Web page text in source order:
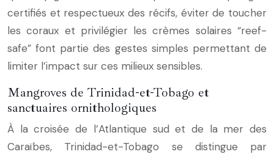
certifiés et respectueux des récifs, éviter de toucher
les coraux et privilégier les crèmes solaires “reef-
safe” font partie des gestes simples permettant de
limiter l’impact sur ces milieux sensibles.
Mangroves de Trinidad-et-Tobago et
sanctuaires ornithologiques
À la croisée de l’Atlantique sud et de la mer des
Caraïbes, Trinidad-et-Tobago se distingue par